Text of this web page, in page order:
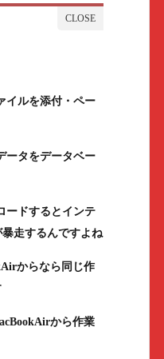
イルを添付・ペー
ータをデータベー
ードするとインテ
走するんですよね
からなら同じ作
から作業